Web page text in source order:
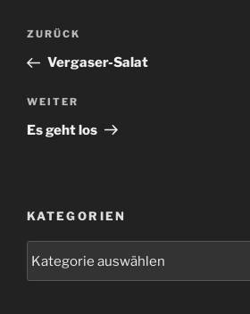
Beitragsnavigation
Vorheriger
Beitrag
ZURÜCK
Vergaser-Salat
Nächster
Beitrag
WEITER
Es geht los
KATEGORIEN